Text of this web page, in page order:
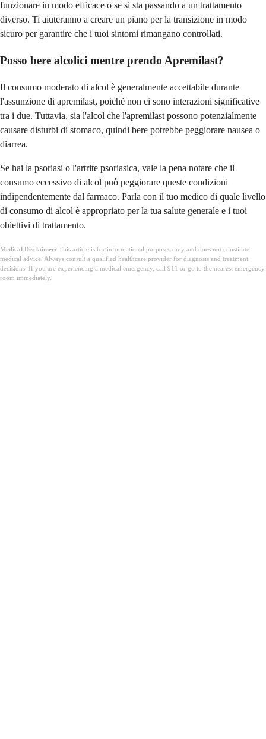
funzionare in modo efficace o se si sta passando a un trattamento
diverso. Ti aiuteranno a creare un piano per la transizione in modo
sicuro per garantire che i tuoi sintomi rimangano controllati.
Posso bere alcolici mentre prendo Apremilast?
Il consumo moderato di alcol è generalmente accettabile durante
l'assunzione di apremilast, poiché non ci sono interazioni significative
tra i due. Tuttavia, sia l'alcol che l'apremilast possono potenzialmente
causare disturbi di stomaco, quindi bere potrebbe peggiorare nausea o
diarrea.
Se hai la psoriasi o l'artrite psoriasica, vale la pena notare che il
consumo eccessivo di alcol può peggiorare queste condizioni
indipendentemente dal farmaco. Parla con il tuo medico di quale livello
di consumo di alcol è appropriato per la tua salute generale e i tuoi
obiettivi di trattamento.
Medical Disclaimer: This article is for informational purposes only and does not constitute
medical advice. Always consult a qualified healthcare provider for diagnosis and treatment
decisions. If you are experiencing a medical emergency, call 911 or go to the nearest emergency
room immediately.